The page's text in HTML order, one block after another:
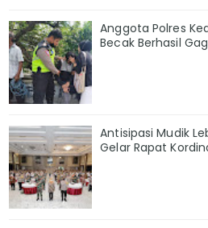
Anggota Polres
Becak Berhasil
Antisipasi Mudik
Gelar Rapat